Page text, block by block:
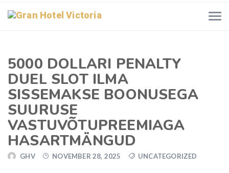
5000 DOLLARI PENALTY
DUEL SLOT ILMA
SISSEMAKSE BOONUSEGA
SUURUSE
VASTUVÕTUPREEMIAGA
HASARTMÄNGUD
GHV NOVEMBER 28, 2025 UNCATEGORIZED